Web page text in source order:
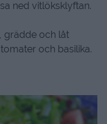
ned vitlöksklyftan.
grädde och låt
och basilika.